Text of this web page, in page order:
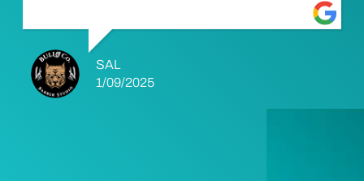
SAL
1/09/2025